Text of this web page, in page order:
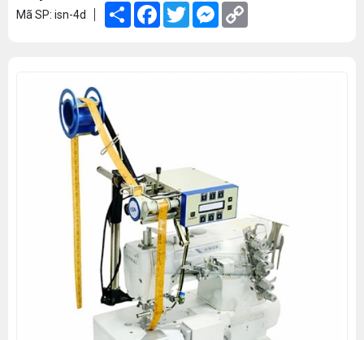
Mã SP: isn-4d Share Facebook
TwitterMessenger